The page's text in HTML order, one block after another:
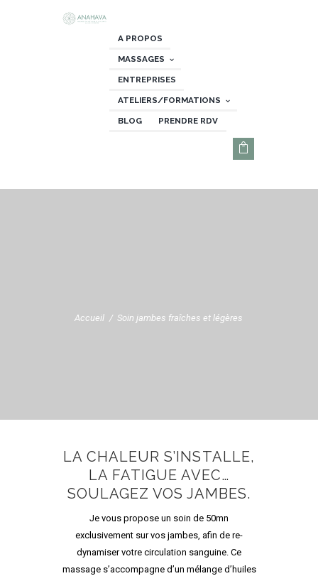
A PROPOS
MASSAGES
ENTREPRISES
ATELIERS/FORMATIONS
BLOG PRENDRE RDV
Accueil Soin jambes fraîches et légères
LA CHALEUR S’INSTALLE,
LA FATIGUE AVEC…
SOULAGEZ VOS JAMBES.
Je vous propose un soin de 50mn
exclusivement sur vos jambes, afin de re-
dynamiser votre circulation sanguine. Ce
massage s’accompagne d’un mélange d’huiles